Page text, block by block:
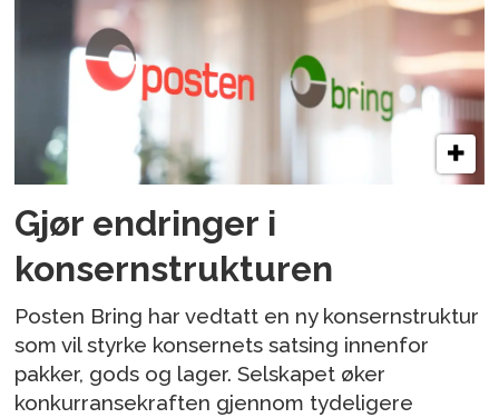
Gjør endringer i
konsernstrukturen
Posten Bring har vedtatt en ny konsernstruktur
som vil styrke konsernets satsing innenfor
pakker, gods og lager. Selskapet øker
konkurransekraften gjennom tydeligere